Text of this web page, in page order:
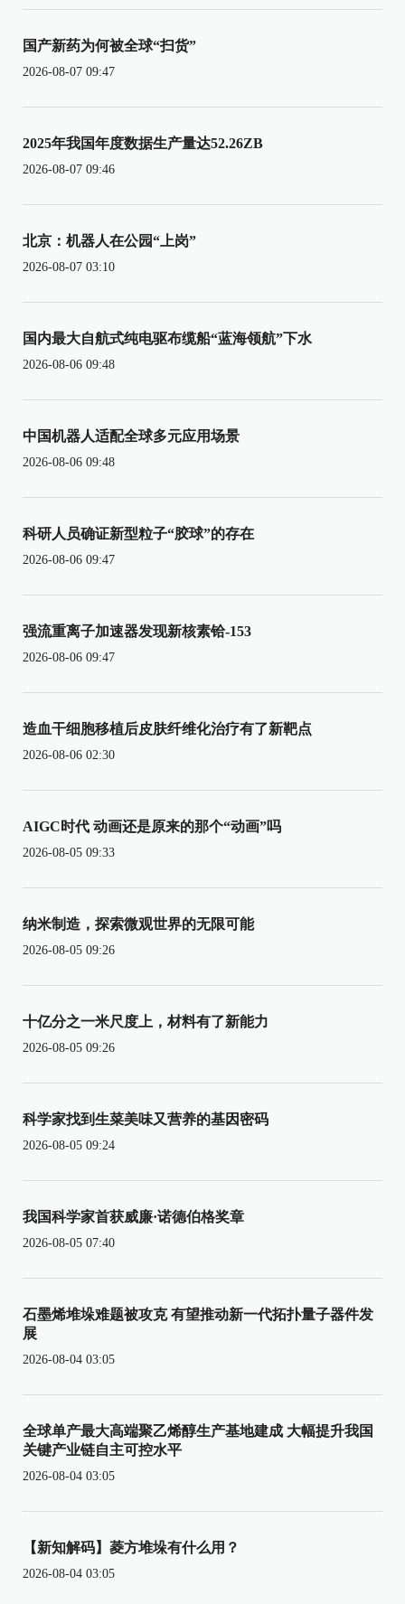
国产新药为何被全球“扫货”
2026-08-07 09:47
2025年我国年度数据生产量达52.26ZB
2026-08-07 09:46
北京：机器人在公园“上岗”
2026-08-07 03:10
国内最大自航式纯电驱布缆船“蓝海领航”下水
2026-08-06 09:48
中国机器人适配全球多元应用场景
2026-08-06 09:48
科研人员确证新型粒子“胶球”的存在
2026-08-06 09:47
强流重离子加速器发现新核素铪-153
2026-08-06 09:47
造血干细胞移植后皮肤纤维化治疗有了新靶点
2026-08-06 02:30
AIGC时代 动画还是原来的那个“动画”吗
2026-08-05 09:33
纳米制造，探索微观世界的无限可能
2026-08-05 09:26
十亿分之一米尺度上，材料有了新能力
2026-08-05 09:26
科学家找到生菜美味又营养的基因密码
2026-08-05 09:24
我国科学家首获威廉·诺德伯格奖章
2026-08-05 07:40
石墨烯堆垛难题被攻克 有望推动新一代拓扑量子器件发
展
2026-08-04 03:05
全球单产最大高端聚乙烯醇生产基地建成 大幅提升我国
关键产业链自主可控水平
2026-08-04 03:05
【新知解码】菱方堆垛有什么用？
2026-08-04 03:05